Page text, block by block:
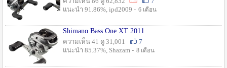
แนะนำ 91.86%, ipd2009 - 6 เดือน
Shimano Bass One XT 2011
ความเห็น 41 ดู 31,001
7
แนะนำ 85.37%, Shazam - 8 เดือน